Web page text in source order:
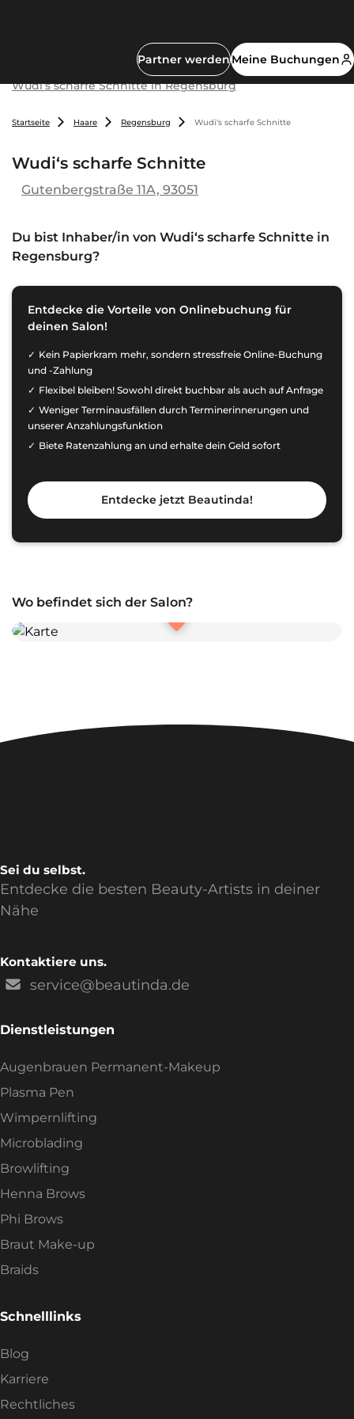
Partner werdenMeine Buchungen
Wudi‘s scharfe Schnitte in Regensburg
Startseite Haare Regensburg Wudi‘s scharfe Schnitte
Wudi‘s scharfe Schnitte
Gutenbergstraße 11A, 93051
Du bist Inhaber/in von Wudi‘s scharfe Schnitte in
Regensburg?
Entdecke die Vorteile von Onlinebuchung für
deinen Salon!
Kein Papierkram mehr, sondern stressfreie Online-Buchung
und -Zahlung
Flexibel bleiben! Sowohl direkt buchbar als auch auf Anfrage
Weniger Terminausfällen durch Terminerinnerungen und
unserer Anzahlungsfunktion
Biete Ratenzahlung an und erhalte dein Geld sofort
Entdecke jetzt Beautinda!
Wo befindet sich der Salon?
Sei du selbst.
Entdecke die besten Beauty-Artists in deiner
Nähe
Kontaktiere uns.
service@beautinda.de
Dienstleistungen
Augenbrauen Permanent-Makeup
Plasma Pen
Wimpernlifting
Microblading
Browlifting
Henna Brows
Phi Brows
Braut Make-up
Braids
Schnelllinks
Blog
Karriere
Rechtliches